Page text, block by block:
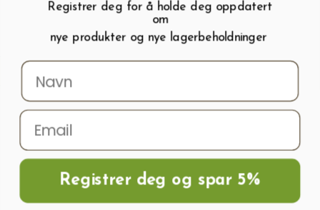
Menu Søk Logg inn Handlevogn
Hjem
Muffenippel
Reduksjonsmuffe , Muffenippel 3/4″ X 1″
Registrer deg for å holde deg oppdatert
om
nye produkter og nye lagerbeholdninger
Registrer deg og spar 5%